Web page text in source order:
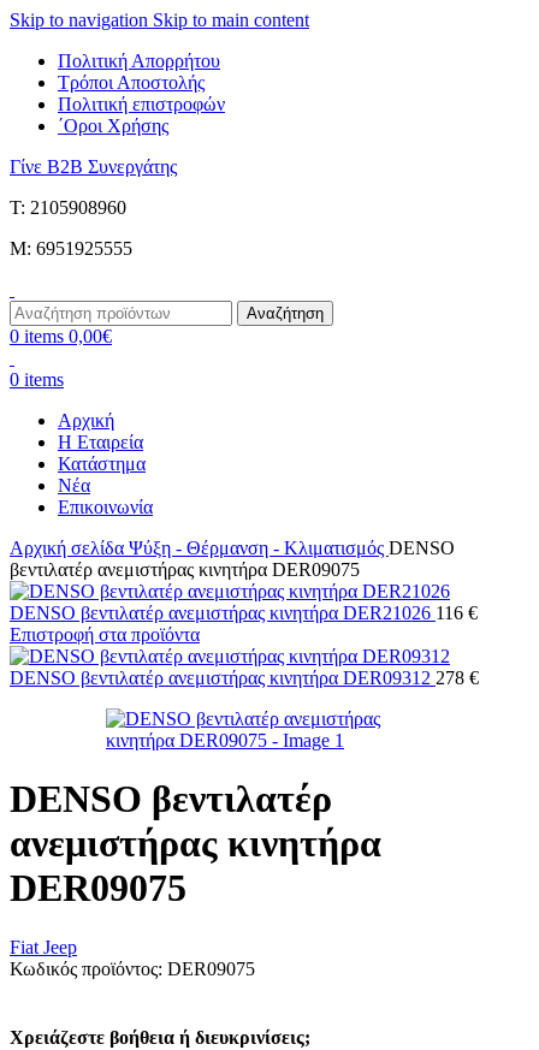
Skip to navigation Skip to main content
Πολιτική Απορρήτου
Τρόποι Αποστολής
Πολιτική επιστροφών
΄Οροι Χρήσης
Γίνε B2B Συνεργάτης
Τ: 2105908960
M: 6951925555
Αναζήτηση
0 items 0,00€
0 items
Αρχική
Η Εταιρεία
Κατάστημα
Νέα
Επικοινωνία
Αρχική σελίδα Ψύξη - Θέρμανση - Κλιματισμός DENSO
βεντιλατέρ ανεμιστήρας κινητήρα DER09075
DENSO βεντιλατέρ ανεμιστήρας κινητήρα DER21026 116 €
Επιστροφή στα προϊόντα
DENSO βεντιλατέρ ανεμιστήρας κινητήρα DER09312 278 €
DENSO βεντιλατέρ
ανεμιστήρας κινητήρα
DER09075
Fiat Jeep
Κωδικός προϊόντος: DER09075
Χρειάζεστε βοήθεια ή διευκρινίσεις;